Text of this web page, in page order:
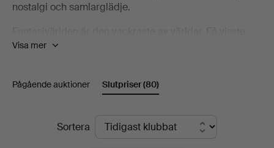
nostalgi och samlarglädje.
det bättre än mannen bakom en av Sveriges mest
och Disneyfigurer till Elastolinsoldater,
betydligt mer än så. Till Crafoord Auktioner Stockholms
stora glädje kan vi nu låta dig själv förtrollas av den.
Visa mer
Pågående auktioner Slutpriser(80)
SlutpriserSortera